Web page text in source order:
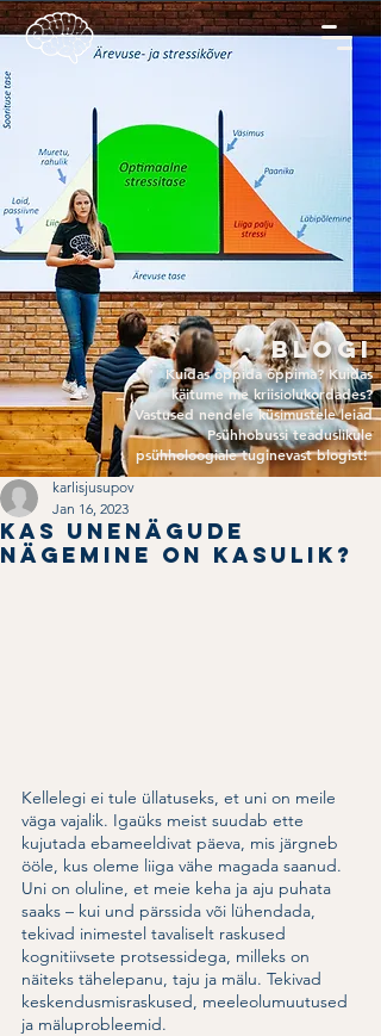
Blogi
Kuidas õppida õppima? Kuidas
käitume me kriisiolukordades?
Vastused nendele küsimustele leiad
Psühhobussi teaduslikule
psühholoogiale tuginevast blogist!
Kas unenägude
nägemine on kasulik?
karlisjusupov
Jan 16, 2023
Kellelegi ei tule üllatuseks, et uni on meile
väga vajalik. Igaüks meist suudab ette
kujutada ebameeldivat päeva, mis järgneb
ööle, kus oleme liiga vähe magada saanud.
Uni on oluline, et meie keha ja aju puhata
saaks – kui und pärssida või lühendada,
tekivad inimestel tavaliselt raskused
kognitiivsete protsessidega, milleks on
näiteks tähelepanu, taju ja mälu. Tekivad
keskendusmisraskused, meeleolumuutused
ja mäluprobleemid.